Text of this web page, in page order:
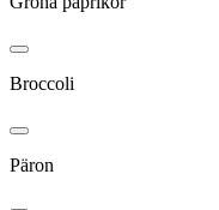
Broccoli
Päron